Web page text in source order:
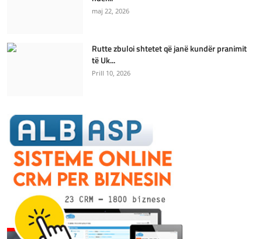
maj 22, 2026
Rutte zbuloi shtetet që janë kundër pranimit
të Uk...
Prill 10, 2026